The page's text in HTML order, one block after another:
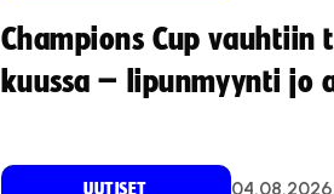
Champions Cup vauhtiin
kuussa – lipunmyynti jo
UUTISET 04.08.2026